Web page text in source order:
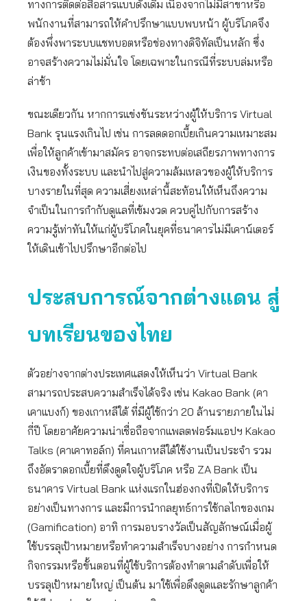
ทางการติดต่อสื่อสารแบบดั้งเดิม เนื่องจากไม่มีสาขาหรือ
พนักงานที่สามารถให้คำปรึกษาแบบพบหน้า ผู้บริโภคจึง
ต้องพึ่งพาระบบแชทบอตหรือช่องทางดิจิทัลเป็นหลัก ซึ่ง
อาจสร้างความไม่มั่นใจ โดยเฉพาะในกรณีที่ระบบล่มหรือ
ล่าช้า
ขณะเดียวกัน หากการแข่งขันระหว่างผู้ให้บริการ Virtual
Bank รุนแรงเกินไป เช่น การลดดอกเบี้ยเกินความเหมาะสม
เพื่อให้ลูกค้าเข้ามาสมัคร อาจกระทบต่อเสถียรภาพทางการ
เงินของทั้งระบบ และนำไปสู่ความล้มเหลวของผู้ให้บริการ
บางรายในที่สุด ความเสี่ยงเหล่านี้สะท้อนให้เห็นถึงความ
จำเป็นในการกำกับดูแลที่เข้มงวด ควบคู่ไปกับการสร้าง
ความรู้เท่าทันให้แก่ผู้บริโภคในยุคที่ธนาคารไม่มีเคาน์เตอร์
ให้เดินเข้าไปปรึกษาอีกต่อไป
ประสบการณ์จากต่างแดน สู่
บทเรียนของไทย
ตัวอย่างจากต่างประเทศแสดงให้เห็นว่า Virtual Bank
สามารถประสบความสำเร็จได้จริง เช่น Kakao Bank (คา
เคาแบงก์) ของเกาหลีใต้ ที่มีผู้ใช้กว่า 20 ล้านรายภายในไม่
กี่ปี โดยอาศัยความน่าเชื่อถือจากแพลตฟอร์มแอปฯ Kakao
Talks (คาเคาทอล์ก) ที่คนเกาหลีใต้ใช้งานเป็นประจำ รวม
ถึงอัตราดอกเบี้ยที่ดึงดูดใจผู้บริโภค หรือ ZA Bank เป็น
ธนาคาร Virtual Bank แห่งแรกในฮ่องกงที่เปิดให้บริการ
อย่างเป็นทางการ และมีการนำกลยุทธ์การใช้กลไกของเกม
(Gamification) อาทิ การมอบรางวัลเป็นสัญลักษณ์เมื่อผู้
ใช้บรรลุเป้าหมายหรือทำความสำเร็จบางอย่าง การกำหนด
กิจกรรมหรือขั้นตอนที่ผู้ใช้บริการต้องทำตามลำดับเพื่อให้
บรรลุเป้าหมายใหญ่ เป็นต้น มาใช้เพื่อดึงดูดและรักษาลูกค้า